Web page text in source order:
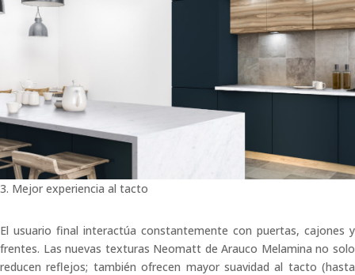
3. Mejor experiencia al tacto
El usuario final interactúa constantemente con puertas, cajones y
frentes. Las nuevas texturas Neomatt de Arauco Melamina no solo
reducen reflejos; también ofrecen mayor suavidad al tacto (hasta